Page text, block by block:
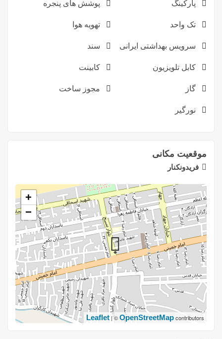
پارکینگ پوشش های پنجره
تک واحد تهویه هوا
سرویس بهداشتی ایرانی سند
کابل تلویزیون کابینت
گاز مجوز ساخت
نورگیر
موقعیت مکانی
فریدونکنار
+
−
Leaflet | ©OpenStreetMapcontributors